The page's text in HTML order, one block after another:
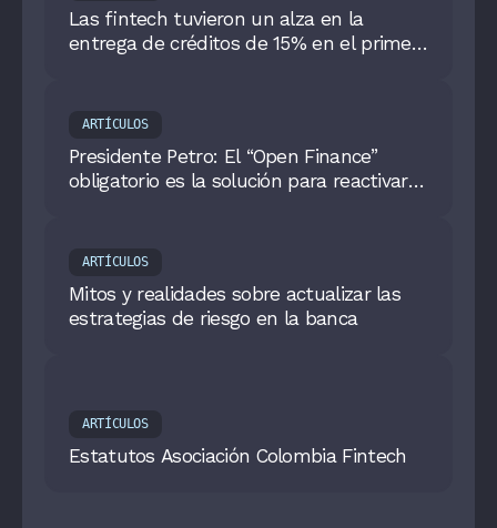
Las fintech tuvieron un alza en la
entrega de créditos de 15% en el primer
ARTÍCULOS
Presidente Petro: El “Open Finance”
obligatorio es la solución para reactivar
ARTÍCULOS
Mitos y realidades sobre actualizar las
estrategias de riesgo en la banca
ARTÍCULOS
Estatutos Asociación Colombia Fintech